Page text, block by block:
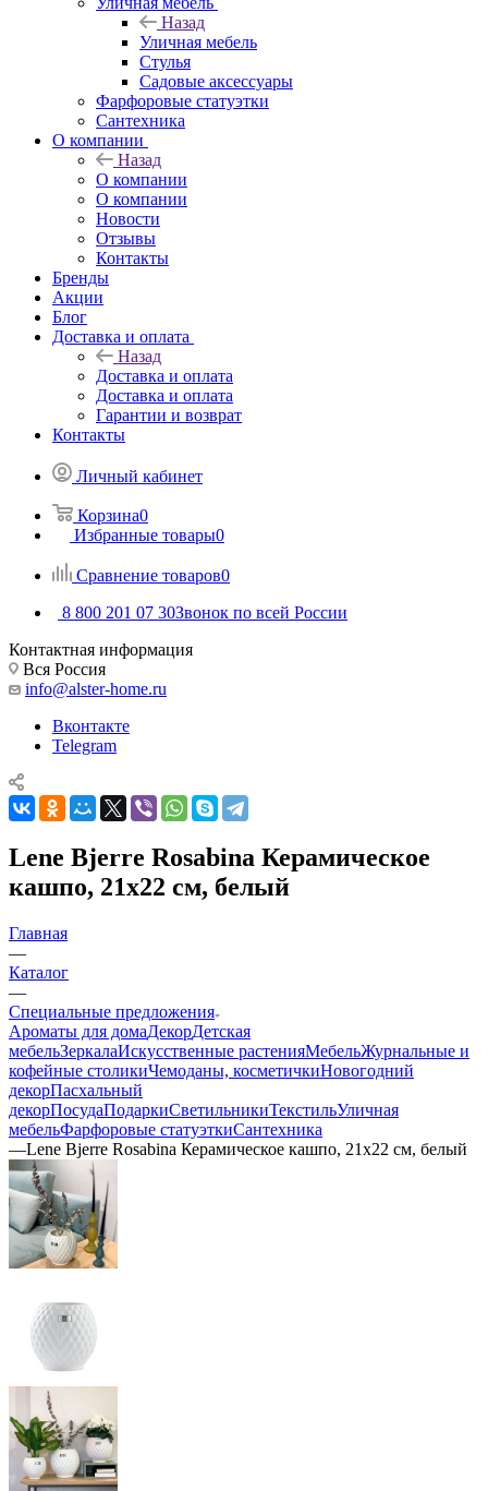
Назад
Уличная мебель
Стулья
Садовые аксессуары
Фарфоровые статуэтки
Сантехника
О компании
Назад
О компании
О компании
Новости
Отзывы
Контакты
Бренды
Акции
Блог
Доставка и оплата
Назад
Доставка и оплата
Доставка и оплата
Гарантии и возврат
Контакты
Личный кабинет
Корзина0
Избранные товары0
Сравнение товаров0
8 800 201 07 30Звонок по всей России
Контактная информация
Вся Россия
info@alster-home.ru
Вконтакте
Telegram
Lene Bjerre Rosabina Керамическое
кашпо, 21х22 см, белый
Главная
—
Каталог
—
Специальные предложения
Ароматы для домаДекорДетская
мебельЗеркалаИскусственные растенияМебельЖурнальные и
кофейные столикиЧемоданы, косметичкиНовогодний
декорПасхальный
декорПосудаПодаркиСветильникиТекстильУличная
мебельФарфоровые статуэткиСантехника
—Lene Bjerre Rosabina Керамическое кашпо, 21х22 см, белый